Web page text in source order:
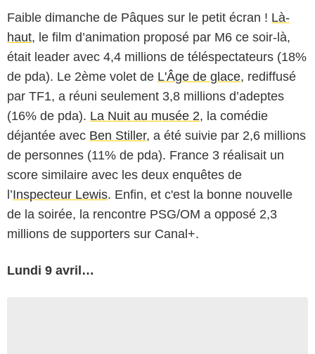
Faible dimanche de Pâques sur le petit écran ! Là-
haut, le film d’animation proposé par M6 ce soir-là,
était leader avec 4,4 millions de téléspectateurs (18%
de pda). Le 2ème volet de L'Âge de glace, rediffusé
par TF1, a réuni seulement 3,8 millions d’adeptes
(16% de pda). La Nuit au musée 2, la comédie
déjantée avec Ben Stiller, a été suivie par 2,6 millions
de personnes (11% de pda). France 3 réalisait un
score similaire avec les deux enquêtes de
l’Inspecteur Lewis. Enfin, et c'est la bonne nouvelle
de la soirée, la rencontre PSG/OM a opposé 2,3
millions de supporters sur Canal+.
Lundi 9 avril…